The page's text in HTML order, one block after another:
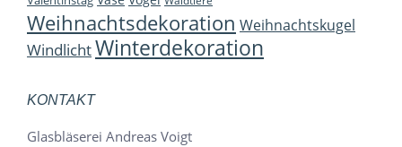
Weihnachtsdekoration Weihnachtskugel
WindlichtWinterdekoration
KONTAKT
Glasbläserei Andreas Voigt